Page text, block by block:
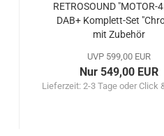
RETROSOUND "MOTOR-
DAB+ Komplett-Set
mit Zubehör
UVP 599,00 EUR
Nur 549,00 EUR
Lieferzeit: 2-3 Tage oder Click